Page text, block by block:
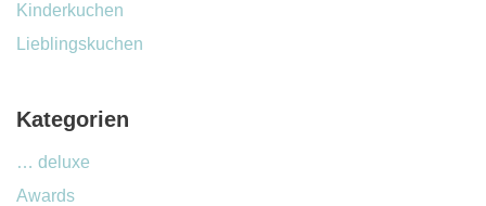
Kinderkuchen
Lieblingskuchen
Kategorien
… deluxe
Awards